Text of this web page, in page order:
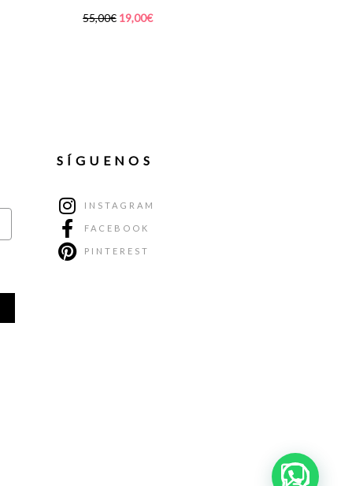
185,00€
SÍGUENOS
INSTAGRAM
FACEBOOK
PINTEREST